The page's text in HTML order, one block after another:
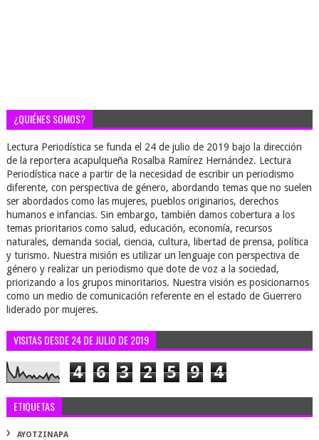
¿QUIÉNES SOMOS?
Lectura Periodística se funda el 24 de julio de 2019 bajo la dirección
de la reportera acapulqueña Rosalba Ramírez Hernández. Lectura
Periodística nace a partir de la necesidad de escribir un periodismo
diferente, con perspectiva de género, abordando temas que no suelen
ser abordados como las mujeres, pueblos originarios, derechos
humanos e infancias. Sin embargo, también damos cobertura a los
temas prioritarios como salud, educación, economía, recursos
naturales, demanda social, ciencia, cultura, libertad de prensa, política
y turismo. Nuestra misión es utilizar un lenguaje con perspectiva de
género y realizar un periodismo que dote de voz a la sociedad,
priorizando a los grupos minoritarios. Nuestra visión es posicionarnos
como un medio de comunicación referente en el estado de Guerrero
liderado por mujeres.
VISITAS DESDE 24 DE JULIO DE 2019
4 6 3 2 5 9 4
ETIQUETAS
AYOTZINAPA